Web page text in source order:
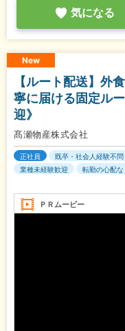
気になる
New
【ルート配送】外
寧に届ける固定ル
迎》
髙瀬物産株式会社
正社員 既卒・社会人経験不問
業種未経験歓迎
転勤の心配な
ＰＲムービー